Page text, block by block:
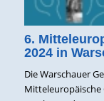
6.
2024 in
Die Warschauer
Mitteleuropäische